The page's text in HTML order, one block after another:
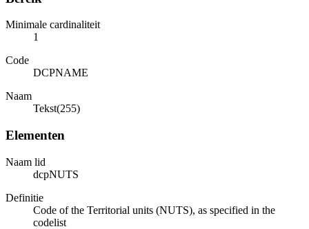
Minimale cardinaliteit
1
Code
DCPNAME
Naam
Tekst(255)
Elementen
Naam lid
dcpNUTS
Definitie
Code of the Territorial units (NUTS), as specified in the
codelist